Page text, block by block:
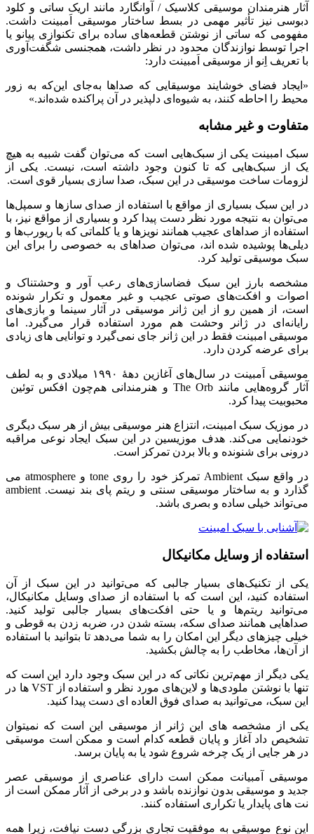
آثار هنرمندان موسیقی کلاسیک / آوانگارد مانند اریک ساتی و کلود
دبوسی نیز تأثیر مهمی در بسط ساختار موسیقی اَمبینت داشت.
مفهومی که ساتی از نوشتن قطعه‌های ساده برای تکنوازی پیانو یا
اجرا توسط نوازندگان محدود در نظر داشت، همجنسی شگفت‌آوری
با تعریف اِنو از موسیقی اَمبینت دارد:
«ایجاد فضای خوشایند موسیقایی که صداها به‌جای این‌که به زور
محیط را احاطه کنند، به شیوه‌ای دلپذیر در آن پراکنده شده‌اند.»
متفاوت و غیر مشابه
سبک امبینت یکی از سبک‌هایی است که می‌توان گفت شبیه به هیچ
یک از سبک‌هایی که تا کنون وجود داشته است، نیست. یکی از
لزومات ساخت موسیقی در این سبک، صدا سازی بسیار قوی است.
در این سبک بسیاری از مواقع با استفاده از صدای سازها و سمپل‌ها
می‌توان به نتیجه مورد نظر دست پیدا کرد و بسیاری از مواقع نیز، با
استفاده از صداهای عجیب همانند نویزها و یا کلماتی که با ریورب‌ها و
دیلی‌ها پوشیده شده اند، می‌توان صداهای به خصوصی را برای این
سبک موسیقی تولید کرد.
مشخصه بارز این سبک فضاسازی‌های رعب آور و وحشتناک و
اصوات و افکت‌های صوتی عجیب و غیر معمول و تکرار شونده
است، از همین رو از این ژانر موسیقی در آثار سینما و بازی‌های
رایانه‌ای در ژانر وحشت هم مورد استفاده قرار می‌گیرد. اما
موسیقی امبینت فقط در این ژانر جای نمی‌گیرد و توانایی های زیادی
برای عرضه کردن دارد.
موسیقی اَمبینت در سال‌های آغازین دههٔ ۱۹۹۰ میلادی و به لطف
آثار گروه‌هایی مانند The Orb و هنرمندانی هم‌چون افکس توئین
محبوبیت پیدا کرد.
در موزیک سبک امبینت، انتزاع هنر موسیقی بیش از هر سبک دیگری
خودنمایی می‌کند. هدف موزیسین در این سبک ایجاد نوعی مراقبه
درونی برای شنونده و بالا بردن تمرکز است.
در واقع سبک Ambient تمرکز خود را روی tone و atmosphere می
گذارد و به ساختار موسیقی سنتی و ریتم پای بند نیست. ambient
می‌تواند خیلی ساده و بصری باشد.
استفاده از وسایل مکانیکال
یکی از تکنیک‌های بسیار جالبی که می‌توانید در این سبک از آن
استفاده کنید، این است که با استفاده از صدای وسایل مکانیکال،
می‌توانید ریتم‌ها و یا حتی افکت‌های بسیار جالبی تولید کنید.
صداهایی همانند صدای سکه، بسته شدن در، ضربه زدن به قوطی و
خیلی چیزهای دیگر این امکان را به شما می‌دهد تا بتوانید با استفاده
از آن‌ها، مخاطب را به چالش بکشید.
یکی دیگر از مهم‌ترین نکاتی که در این سبک وجود دارد این است که
تنها با نوشتن ملودی‌ها و لاین‌های مورد نظر و استفاده از VST ها در
این سبک، می‌توانید به صدای فوق العاده ای دست پیدا کنید.
یکی از مشخصه های این ژانر از موسیقی این است که نمیتوان
تشخیص داد آغاز و پایان قطعه کدام است و ممکن است موسیقی
در هر جایی از یک چرخه شروع شود یا به پایان برسد.
موسیقی آمبیانت ممکن است دارای عناصری از موسیقی عصر
جدید و موسیقی بدون نوازنده باشد و در برخی از آثار ممکن است از
نت های پایدار یا تکراری استفاده کنند.
این نوع موسیقی به موفقیت تجاری بزرگی دست نیافت، زیرا همه